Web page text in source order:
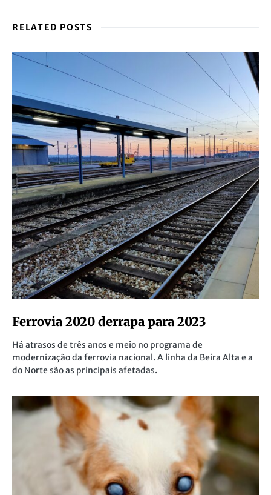
RELATED POSTS
Ferrovia 2020 derrapa para 2023
Há atrasos de três anos e meio no programa de
modernização da ferrovia nacional. A linha da Beira Alta e a
do Norte são as principais afetadas.